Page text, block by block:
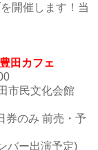
開催します！当
田カフェ
市民文化会館
券のみ 前売・予
バー出演予定)